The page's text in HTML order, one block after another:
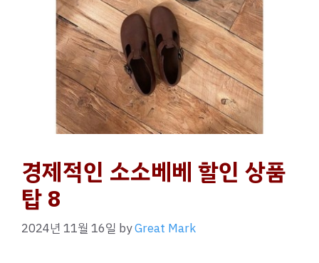
경제적인 소소베베 할인 상품
탑 8
2024년 11월 16일 byGreat Mark